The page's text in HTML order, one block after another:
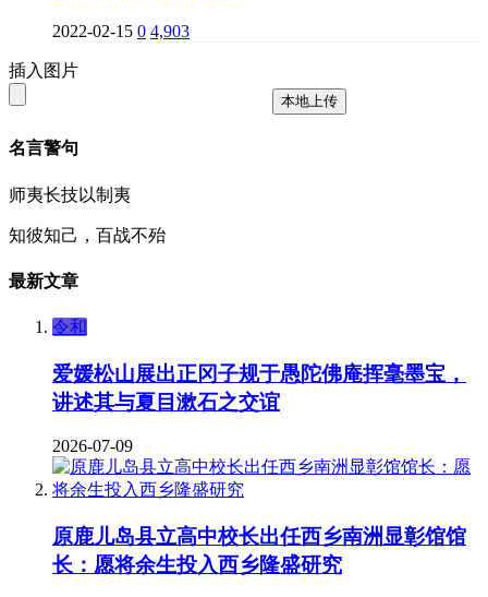
2022-02-15 0 4,903
插入图片
本地上传
名言警句
师夷长技以制夷
知彼知己，百战不殆
最新文章
令和
爱媛松山展出正冈子规于愚陀佛庵挥毫墨宝，
讲述其与夏目漱石之交谊
2026-07-09
原鹿儿岛县立高中校长出任西乡南洲显彰馆馆
长：愿将余生投入西乡隆盛研究